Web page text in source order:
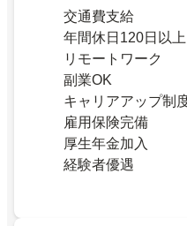
交通費支給
年間休日120日以上
リモートワーク
副業OK
キャリアアップ制
雇用保険完備
厚生年金加入
経験者優遇